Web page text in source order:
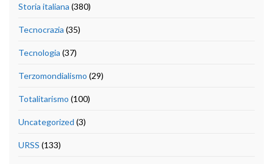
Storia italiana (380)
Tecnocrazia (35)
Tecnologia (37)
Terzomondialismo (29)
Totalitarismo (100)
Uncategorized (3)
URSS (133)